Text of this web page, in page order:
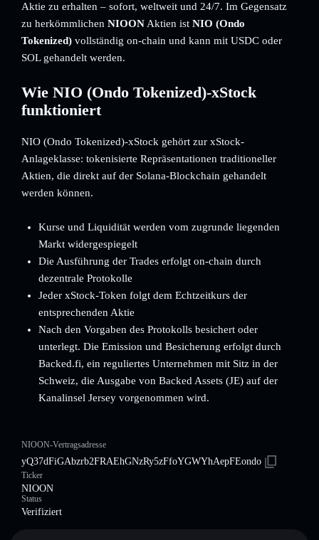
Aktie zu erhalten – sofort, weltweit und 24/7. Im Gegensatz
zu herkömmlichen NIOON Aktien ist NIO (Ondo
Tokenized) vollständig on-chain und kann mit USDC oder
SOL gehandelt werden.
Wie NIO (Ondo Tokenized)-xStock
funktioniert
NIO (Ondo Tokenized)-xStock gehört zur xStock-
Anlageklasse: tokenisierte Repräsentationen traditioneller
Aktien, die direkt auf der Solana-Blockchain gehandelt
werden können.
Kurse und Liquidität werden vom zugrunde liegenden
Markt widergespiegelt
Die Ausführung der Trades erfolgt on-chain durch
dezentrale Protokolle
Jeder xStock-Token folgt dem Echtzeitkurs der
entsprechenden Aktie
Nach den Vorgaben des Protokolls besichert oder
unterlegt. Die Emission und Besicherung erfolgt durch
Backed.fi, ein reguliertes Unternehmen mit Sitz in der
Schweiz, die Ausgabe von Backed Assets (JE) auf der
Kanalinsel Jersey vorgenommen wird.
NIOON-Vertragsadresse
yQ37dFiGAbzrb2FRAEhGNzRy5zFfoYGWYhAepFEondo
Ticker
NIOON
Status
Verifiziert